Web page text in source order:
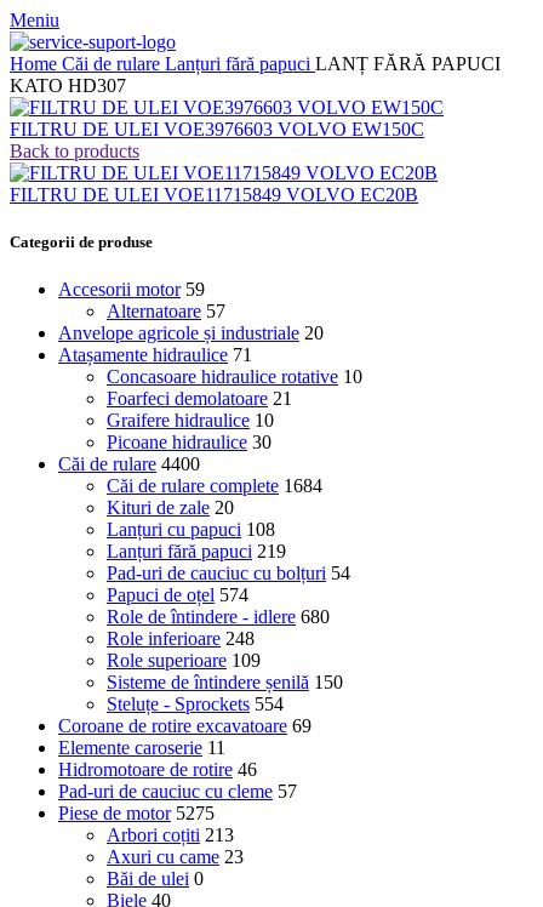
Meniu
Home Căi de rulare Lanțuri fără papuci LANȚ FĂRĂ PAPUCI
KATO HD307
FILTRU DE ULEI VOE3976603 VOLVO EW150C
Back to products
FILTRU DE ULEI VOE11715849 VOLVO EC20B
Categorii de produse
Accesorii motor 59
Alternatoare 57
Anvelope agricole și industriale 20
Atașamente hidraulice 71
Concasoare hidraulice rotative 10
Foarfeci demolatoare 21
Graifere hidraulice 10
Picoane hidraulice 30
Căi de rulare 4400
Căi de rulare complete 1684
Kituri de zale 20
Lanțuri cu papuci 108
Lanțuri fără papuci 219
Pad-uri de cauciuc cu bolțuri 54
Papuci de oțel 574
Role de întindere - idlere 680
Role inferioare 248
Role superioare 109
Sisteme de întindere șenilă 150
Steluțe - Sprockets 554
Coroane de rotire excavatoare 69
Elemente caroserie 11
Hidromotoare de rotire 46
Pad-uri de cauciuc cu cleme 57
Piese de motor 5275
Arbori coțiti 213
Axuri cu came 23
Băi de ulei 0
Biele 40